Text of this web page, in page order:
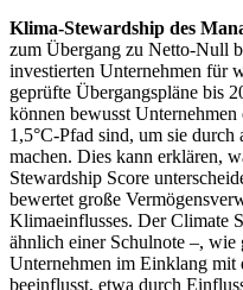
Klima-Stewardship des
zum Übergang zu Netto-Null
investierten Unternehmen für
geprüfte Übergangspläne bis
können bewusst
1,5°C-Pfad sind, um sie
machen. Dies kann erklären,
Stewardship Score
bewertet große
Klimaeinflusses. Der Climate
ähnlich einer Schulnote –,
Unternehmen im Einklang mit
beeinflusst, etwa durch